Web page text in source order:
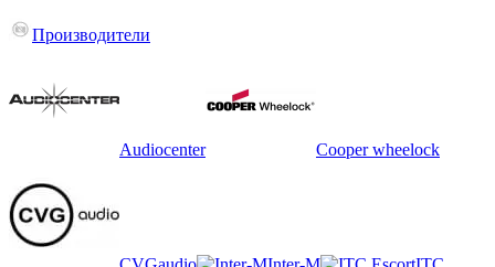
Производители
Audiocenter Cooper wheelock